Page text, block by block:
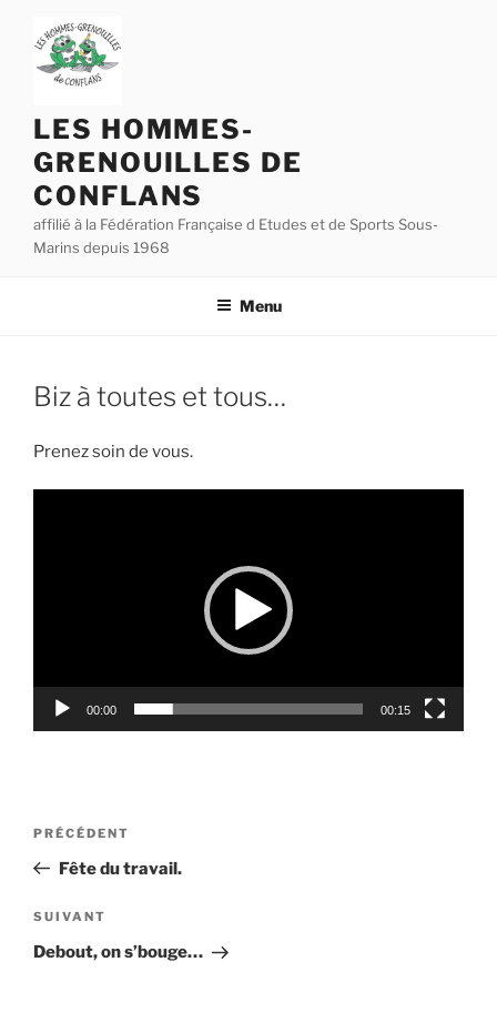
contenu
principal
LES HOMMES-
GRENOUILLES DE
CONFLANS
affilié à la Fédération Française d Etudes et de Sports Sous-
Marins depuis 1968
Menu
Biz à toutes et tous…
Prenez soin de vous.
00:00 00:15
Navigation
l’article
Article
précédent
PRÉCÉDENT
Fête du travail.
Article
suivant
SUIVANT
Debout, on s’bouge…